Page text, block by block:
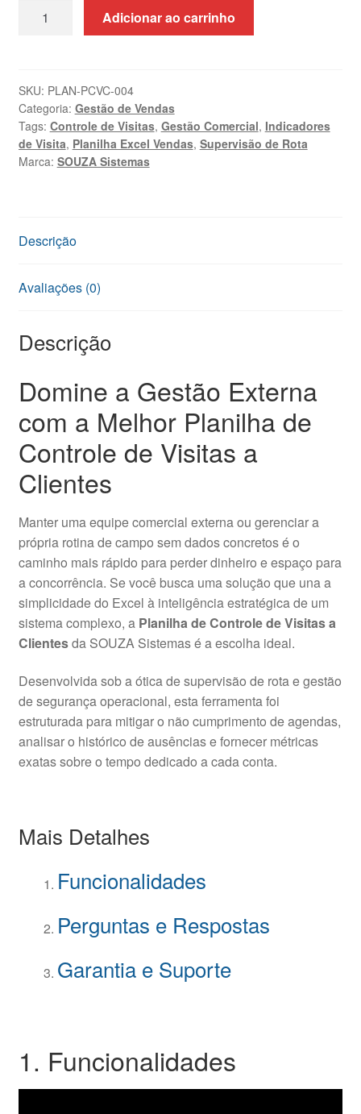
Visitas
a
Clientes
Excel
|
Adicionar ao carrinho
SKU: PLAN-PCVC-004
Categoria: Gestão de Vendas
Tags: Controle de Visitas, Gestão Comercial, Indicadores
de Visita, Planilha Excel Vendas, Supervisão de Rota
Marca: SOUZA Sistemas
Descrição
Avaliações (0)
Descrição
Domine a Gestão Externa
com a Melhor Planilha de
Controle de Visitas a
Clientes
Manter uma equipe comercial externa ou gerenciar a
própria rotina de campo sem dados concretos é o
caminho mais rápido para perder dinheiro e espaço para
a concorrência. Se você busca uma solução que una a
simplicidade do Excel à inteligência estratégica de um
sistema complexo, a Planilha de Controle de Visitas a
Clientesda SOUZA Sistemas é a escolha ideal.
Desenvolvida sob a ótica de supervisão de rota e gestão
de segurança operacional, esta ferramenta foi
estruturada para mitigar o não cumprimento de agendas,
analisar o histórico de ausências e fornecer métricas
exatas sobre o tempo dedicado a cada conta.
Mais Detalhes
Funcionalidades
Perguntas e Respostas
Garantia e Suporte
1. Funcionalidades